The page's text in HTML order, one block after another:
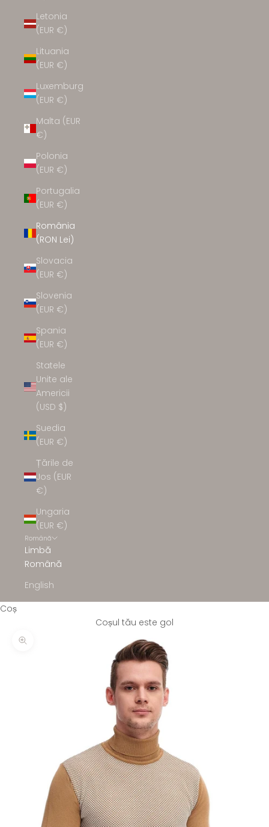
Letonia
(EUR €)
Lituania
(EUR €)
Luxemburg
(EUR €)
Malta (EUR
€)
Polonia
(EUR €)
Portugalia
(EUR €)
România
(RON Lei)
Slovacia
(EUR €)
Slovenia
(EUR €)
Spania
(EUR €)
Statele
Unite ale
Americii
(USD $)
Suedia
(EUR €)
Țările de
Jos (EUR
€)
Ungaria
(EUR €)
Română
Limbă
Română
English
Coș
Coșul tău este gol
Mărește